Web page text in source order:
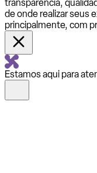
transparência,
de onde realizar seus
principalmente, com
Estamos aqui para